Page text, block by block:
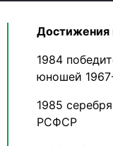
Достижения
1984
юношей
1985
РСФСР